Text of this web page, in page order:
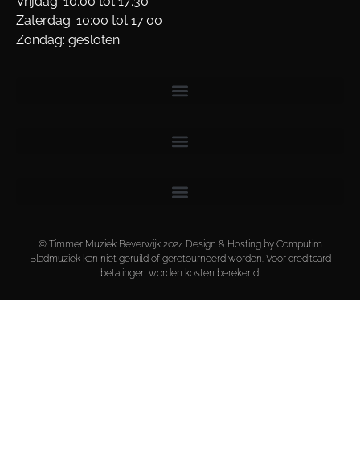
Zaterdag: 10:00 tot 17:00
Zondag: gesloten
© Timmer Muziek Beverwijk 2024 Design & Hosting by Computim
Bladmuziek kan niet geruild of geretourneerd worden. Voor creditcard
betalingen worden kosten berekend.